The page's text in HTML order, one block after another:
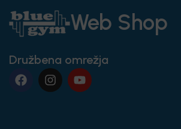
Web Shop
Družbena omrežja